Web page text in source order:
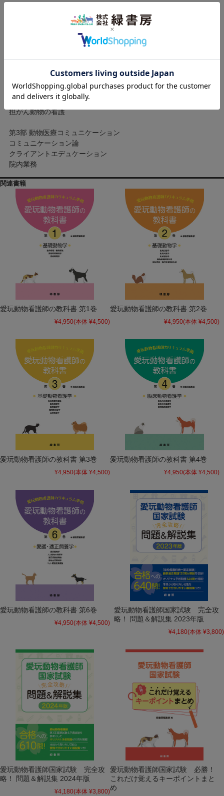
在宅医療における動物看護
終末期にある動物の看護
第2部 動物臨床看護学各論
徴候や疾患の理解と対処
代表的な臨床徴候
救急疾患とその対応
機能障害別でみる動物看護の視点
担がん動物の看護
第3部 動物医療コミュニケーション
コミュニケーション論
クライアントエデュケーション
院内業務
関連書籍
愛玩動物看護師の教科書 第1巻
¥4,950(本体 ¥4,500)
愛玩動物看護師の教科書 第2巻
¥4,950(本体 ¥4,500)
愛玩動物看護師の教科書 第3巻
¥4,950(本体 ¥4,500)
愛玩動物看護師の教科書 第4巻
¥4,950(本体 ¥4,500)
愛玩動物看護師の教科書 第6巻
¥4,950(本体 ¥4,500)
愛玩動物看護師国家試験 完全攻
略！ 問題＆解説集 2023年版
¥4,180(本体 ¥3,800)
愛玩動物看護師国家試験 完全攻
略！ 問題＆解説集 2024年版
¥4,180(本体 ¥3,800)
愛玩動物看護師国家試験 必勝！
これだけ覚えるキーポイントまと
め